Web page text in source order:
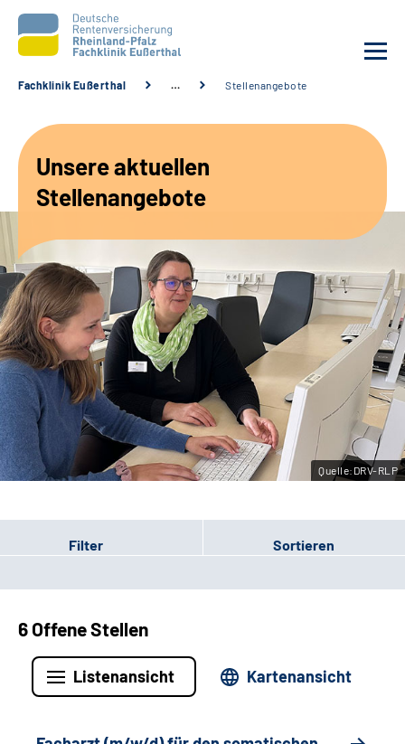
Unsere Angebote
Karriere
Beratungsstellen &
Zuweisende
Suche
Leichte Sprache
Gebärdensprache
Fachklinik Eußerthal … Stellenangebote
Unsere aktuellen
Stellenangebote
Quelle:DRV-RLP
Filter Sortieren
6 Offene Stellen
Listenansicht Kartenansicht